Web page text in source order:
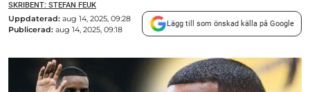
SKRIBENT: STEFAN FEUK
Uppdaterad: aug 14, 2025, 09:28
Publicerad: aug 14, 2025, 09:18
Lägg till som önskad källa på Google